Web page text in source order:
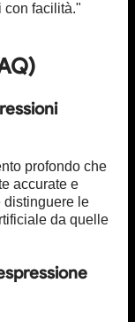
con facilità."
profondo che
accurate e
distinguere le
da quelle